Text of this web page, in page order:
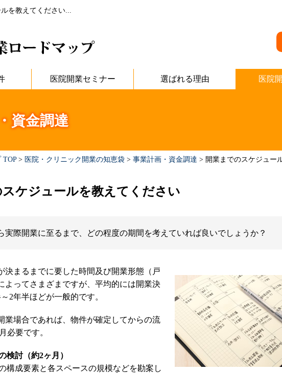
を教えてください...
医院開業セミナー 選ばれる理由 医院
資金調達
TOP> 医院・クリニック開業の知恵袋 > 事業計画・資金調達 > 開業までのスケジュー
スケジュールを教えてください
実際開業に至るまで、どの程度の期間を考えていれば良いでしょうか？
決まるまでに要した時間及び開業形態（戸
よってさまざまですが、平均的には開業決
2年半ほどが一般的です。
業場合であれば、物件が確定してからの流
必要です。
検討（約2ヶ月）
構成要素と各スペースの規模などを勘案し